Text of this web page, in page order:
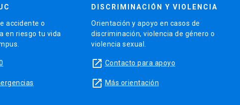
accidente o
en riesgo tu vida
DISCRIMINACIÓN Y VIOLENCIA
Orientación y apoyo en casos de
discriminación, violencia de género o
violencia sexual.
launch Contacto para apoyo
launch Más orientación